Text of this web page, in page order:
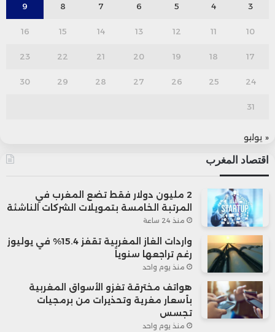
3
4
5
6
7
8
9
10
11
12
13
14
15
16
17
18
19
20
21
22
23
24
25
26
27
28
29
30
31
« يوليو
اقتصاد المغرب
2 مليون دولار فقط تضع المغرب في
المرتبة الخامسة بتمويلات الشركات الناشئة
منذ 24 ساعة
واردات الغاز المغربية تقفز 15.4% في يوليوز
رغم تراجعها سنوياً
منذ يوم واحد
هواتف مخترقة تغزو الأسواق المغربية
بأسعار مغرية وتحذيرات من برمجيات
تجسس
منذ يوم واحد